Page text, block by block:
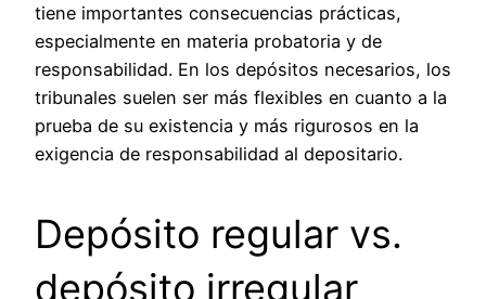
tiene importantes consecuencias prácticas,
especialmente en materia probatoria y de
responsabilidad. En los depósitos necesarios, los
tribunales suelen ser más flexibles en cuanto a la
prueba de su existencia y más rigurosos en la
exigencia de responsabilidad al depositario.
Depósito regular vs.
depósito irregular